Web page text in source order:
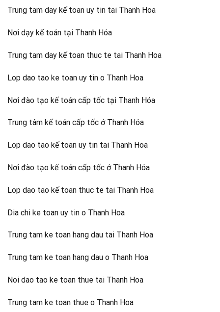
Trung tam day kế toan uy tin tai Thanh Hoa
Nơi dạy kế toán tại Thanh Hóa
Trung tam day kế toan thuc te tai Thanh Hoa
Lop dao tao ke toan uy tin o Thanh Hoa
Nơi đào tạo kế toán cấp tốc tại Thanh Hóa
Trung tâm kế toán cấp tốc ở Thanh Hóa
Lop dao tao kế toan uy tin tai Thanh Hoa
Nơi đào tạo kế toán cấp tốc ở Thanh Hóa
Lop dao tao kế toan thuc te tai Thanh Hoa
Dia chi ke toan uy tin o Thanh Hoa
Trung tam ke toan hang dau tai Thanh Hoa
Trung tam ke toan hang dau o Thanh Hoa
Noi dao tao ke toan thue tai Thanh Hoa
Trung tam ke toan thue o Thanh Hoa